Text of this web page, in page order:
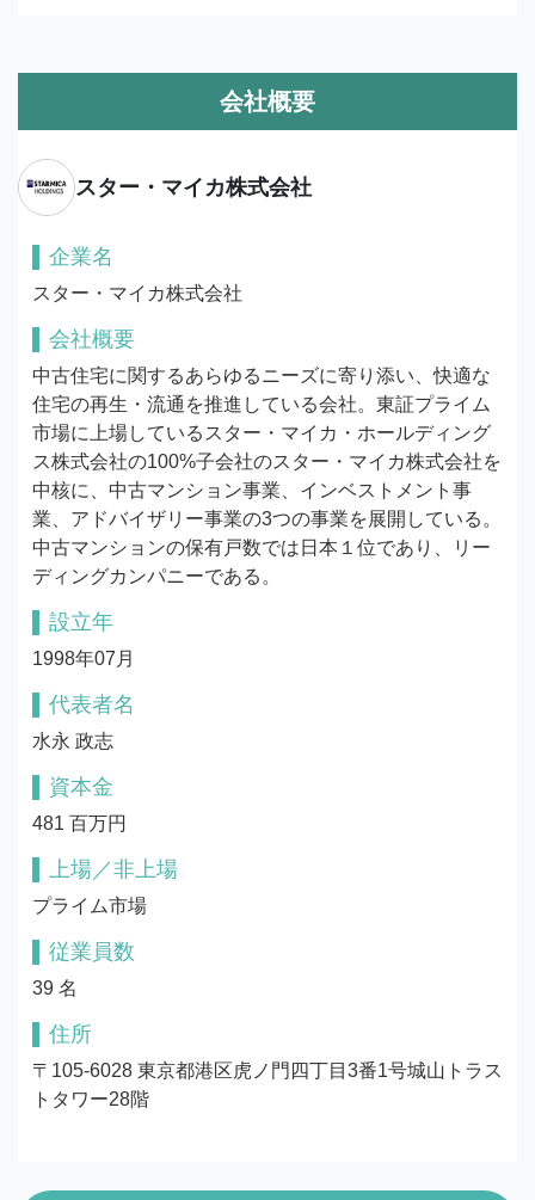
会社概要
スター・マイカ株式会社
企業名
スター・マイカ株式会社
会社概要
中古住宅に関するあらゆるニーズに寄り添い、快適な
住宅の再生・流通を推進している会社。東証プライム
市場に上場しているスター・マイカ・ホールディング
ス株式会社の100%子会社のスター・マイカ株式会社を
中核に、中古マンション事業、インベストメント事
業、アドバイザリー事業の3つの事業を展開している。
中古マンションの保有戸数では日本１位であり、リー
ディングカンパニーである。
設立年
1998年07月
代表者名
水永 政志
資本金
481 百万円
上場／非上場
プライム市場
従業員数
39 名
住所
〒105-6028 東京都港区虎ノ門四丁目3番1号城山トラス
トタワー28階